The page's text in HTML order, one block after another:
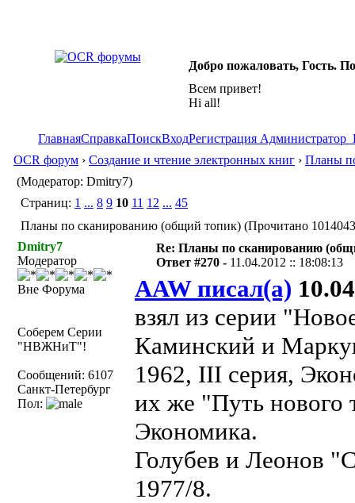
Добро пожаловать, Гость.
Всем привет!
Hi all!
ГлавнаяСправкаПоискВходРегистрация Администратор
OCR форум › Создание и чтение электронных книг › Планы
(Модератор: Dmitry7)
Страниц: 1 ... 8 9 10 11 12 ... 45
Планы по сканированию (общий топик) (Прочитано 1014043
Dmitry7
Модератор
Вне Форума
Соберем Серии
"НВЖНиТ"!
Сообщений: 6107
Санкт-Петербург
Пол:
Re: Планы по сканированию
Ответ #270 - 11.04.2012 :: 18:08:13
AAW писал(а)
взял из серии
Каминский и
1962, III серия,
их же "Путь нового
Экономика.
Голубев и Леонов
1977/8.